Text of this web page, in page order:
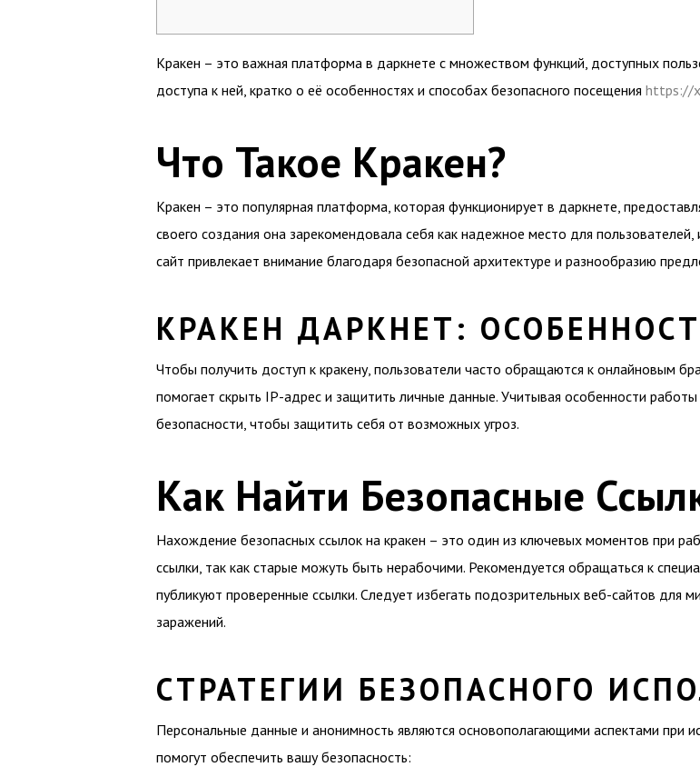
Кракен – это важная платформа в даркнете с множеством функций, доступных
доступа к ней, кратко о её особенностях и способах безопасного посещения https://
Что Такое Кракен?
Кракен – это популярная платформа, которая функционирует в даркнете,
своего создания она зарекомендовала себя как надежное место для
сайт привлекает внимание благодаря безопасной архитектуре и разнообразию
КРАКЕН ДАРКНЕТ:
Чтобы получить доступ к кракену, пользователи часто обращаются к онлайновым
помогает скрыть IP-адрес и защитить личные данные. Учитывая особенности
безопасности, чтобы защитить себя от возможных угроз.
Как Найти Безопасные
Нахождение безопасных ссылок на кракен – это один из ключевых моментов при
ссылки, так как старые можуть быть нерабочими. Рекомендуется обращаться к
публикуют проверенные ссылки. Следует избегать подозрительных веб-сайтов для
заражений.
СТРАТЕГИИ БЕЗОПАСНОГО
Персональные данные и анонимность являются основополагающими аспектами при
помогут обеспечить вашу безопасность: